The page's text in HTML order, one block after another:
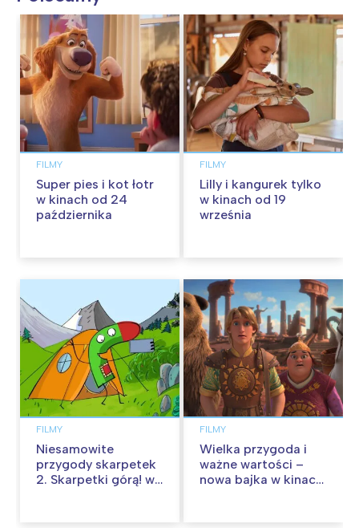
FILMY
Super pies i kot łotr
w kinach od 24
października
FILMY
Lilly i kangurek tylko
w kinach od 19
września
FILMY
Niesamowite
przygody skarpetek
2. Skarpetki górą! w
FILMY
Wielka przygoda i
ważne wartości –
nowa bajka w kinach